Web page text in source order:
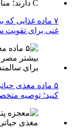
غنی برای تقویت
۵ ماده مغذی
کنید؛ توصیه